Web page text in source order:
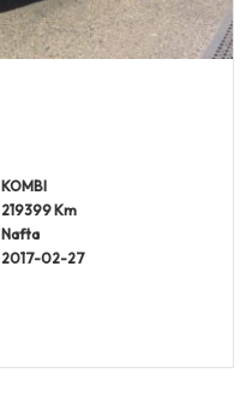
KOMBI
219399 Km
Nafta
2017-02-27